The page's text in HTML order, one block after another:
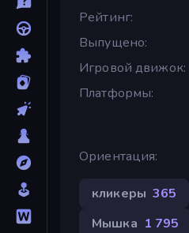
Рейтинг
Выпущено
Игровой движок
Платформы
Ориентация
кликеры 365
Мышка 1 795